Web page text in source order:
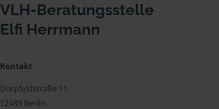
VLH-Beratungsstelle
Elfi Herrmann
Kontakt
Dörpfeldstraße 11
12489 Berlin